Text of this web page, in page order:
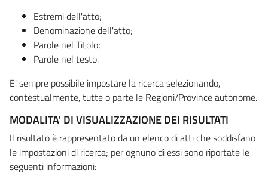
Estremi dell'atto;
Denominazione dell'atto;
Parole nel Titolo;
Parole nel testo.
E' sempre possibile impostare la ricerca selezionando,
contestualmente, tutte o parte le Regioni/Province autonome.
MODALITA' DI VISUALIZZAZIONE DEI RISULTATI
Il risultato è rappresentato da un elenco di atti che soddisfano
le impostazioni di ricerca; per ognuno di essi sono riportate le
seguenti informazioni: